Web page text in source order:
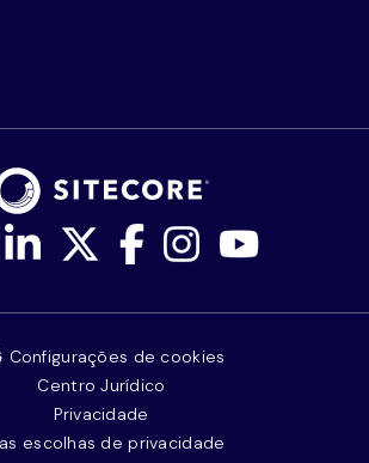
Configurações de cookies
Centro Jurídico
Privacidade
escolhas de privacidade